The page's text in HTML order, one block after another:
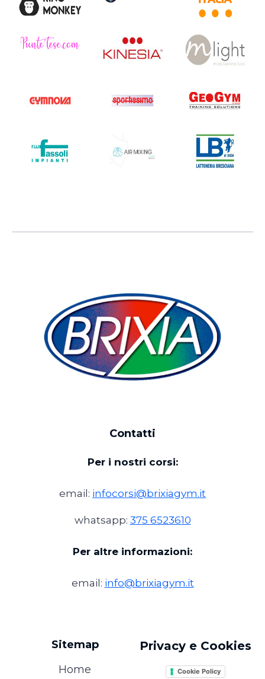
Contatti
Per i nostri corsi:
email: infocorsi@brixiagym.it
whatsapp: 375 6523610
Per altre informazioni:
email: info@brixiagym.it
Sitemap
Home
Privacy e Cookies
Cookie Policy